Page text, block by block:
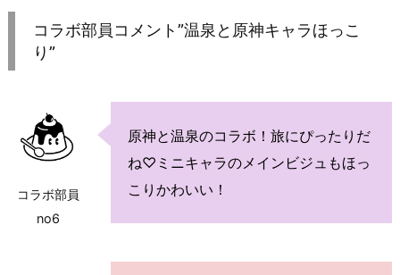
コラボ部員コメント”温泉と原神キャラほっこ
り”
コラボ部員
no6
原神と温泉のコラボ！旅にぴったりだ
ね♡ミニキャラのメインビジュもほっ
こりかわいい！